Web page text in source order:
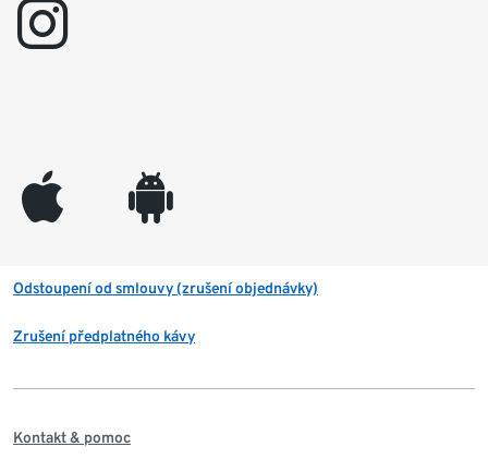
instagram
appleinc android
Odstoupení od smlouvy (zrušení objednávky)
Zrušení předplatného kávy
Kontakt & pomoc